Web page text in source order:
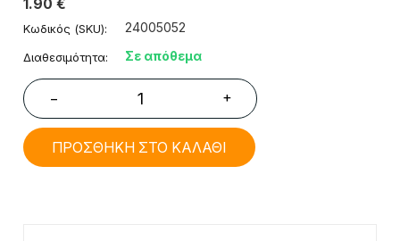
1.90 €
Κωδικός (SKU): 24005052
Διαθεσιμότητα: Σε απόθεμα
− +
ΠΡΟΣΘΗΚΗ ΣΤΟ ΚΑΛΑΘΙ